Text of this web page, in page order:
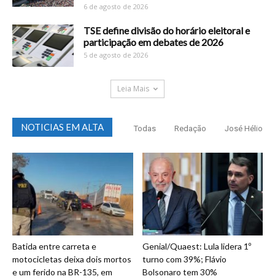
6 de agosto de 2026
TSE define divisão do horário eleitoral e
participação em debates de 2026
5 de agosto de 2026
Leia Mais
NOTICIAS EM ALTA Todas Redação José Hélio
Batida entre carreta e
motocicletas deixa dois mortos
e um ferido na BR-135, em
Genial/Quaest: Lula lidera 1º
turno com 39%; Flávio
Bolsonaro tem 30%